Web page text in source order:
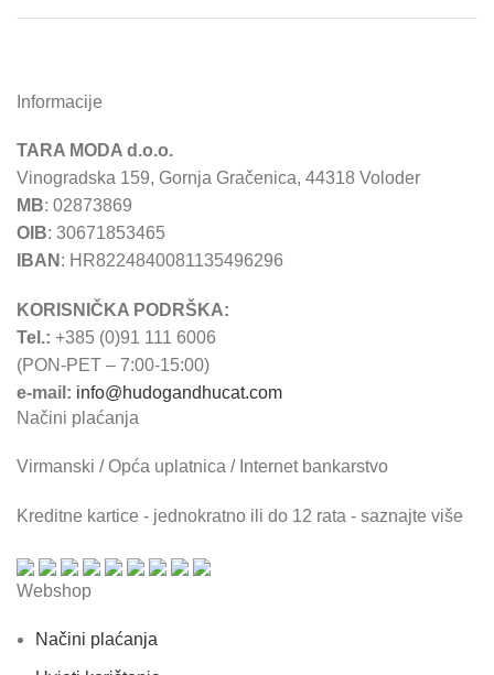
Informacije
TARA MODA d.o.o.
Vinogradska 159, Gornja Gračenica, 44318 Voloder
MB: 02873869
OIB: 30671853465
IBAN : HR8224840081135496296
KORISNIČKA PODRŠKA:
Tel.: +385 (0)91 111 6006
(PON-PET – 7:00-15:00)
e-mail: info@hudogandhucat.com
Načini plaćanja
Virmanski / Opća uplatnica / Internet bankarstvo
Kreditne kartice - jednokratno ili do 12 rata - saznajte više
Webshop
Načini plaćanja